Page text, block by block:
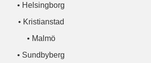
• Helsingborg
• Kristianstad
• Malmö
• Sundbyberg